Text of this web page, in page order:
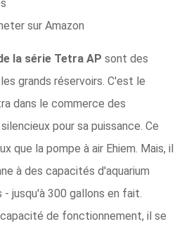
sur Amazon
la série Tetra AP sont des
grands réservoirs. C'est le
dans le commerce des
pour sa puissance. Ce
que la pompe à air Ehiem. Mais, il
à des capacités d'aquarium
- jusqu'à 300 gallons en fait.
de fonctionnement, il se